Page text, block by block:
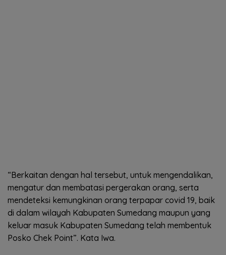
“Berkaitan dengan hal tersebut, untuk mengendalikan,
mengatur dan membatasi pergerakan orang, serta
mendeteksi kemungkinan orang terpapar covid 19, baik
di dalam wilayah Kabupaten Sumedang maupun yang
keluar masuk Kabupaten Sumedang telah membentuk
Posko Chek Point”. Kata Iwa.